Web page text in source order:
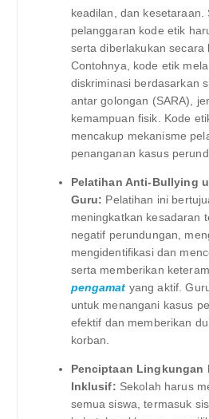
keadilan, dan kesetaraan.
pelanggaran kode etik
serta diberlakukan secara
Contohnya, kode etik
diskriminasi berdasarkan
antar golongan (SARA),
kemampuan fisik. Kode
mencakup mekanisme
penanganan kasus
Pelatihan Anti-Bullying
Guru: Pelatihan ini
meningkatkan kesadaran
negatif perundungan,
mengidentifikasi dan
serta memberikan
pengamat yang aktif.
untuk menangani kasus
efektif dan memberikan
korban.
Penciptaan Lingkungan
Inklusif: Sekolah harus
semua siswa, termasuk